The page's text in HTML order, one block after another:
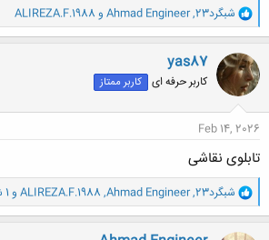
و
ا
ک
ن
ش
ه
ا
شبگرد23 ,
Ahmad Engineer و ALIREZA.F.1988
yas87
کاربر حرفه ای کاربر ممتاز
Feb 14, 2026
تابلوی نقاشی
و
ا
ک
ن
شبگرد23 ,
Ahmad Engineer
,
ALIREZA.F.1988 و 1 شخص دیگر